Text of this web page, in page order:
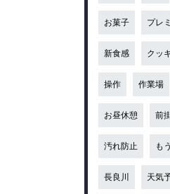
お菓子 プレ
新食感 クッ
操作 作業場
お昼休憩 前
汚れ防止 も
長良川 天気